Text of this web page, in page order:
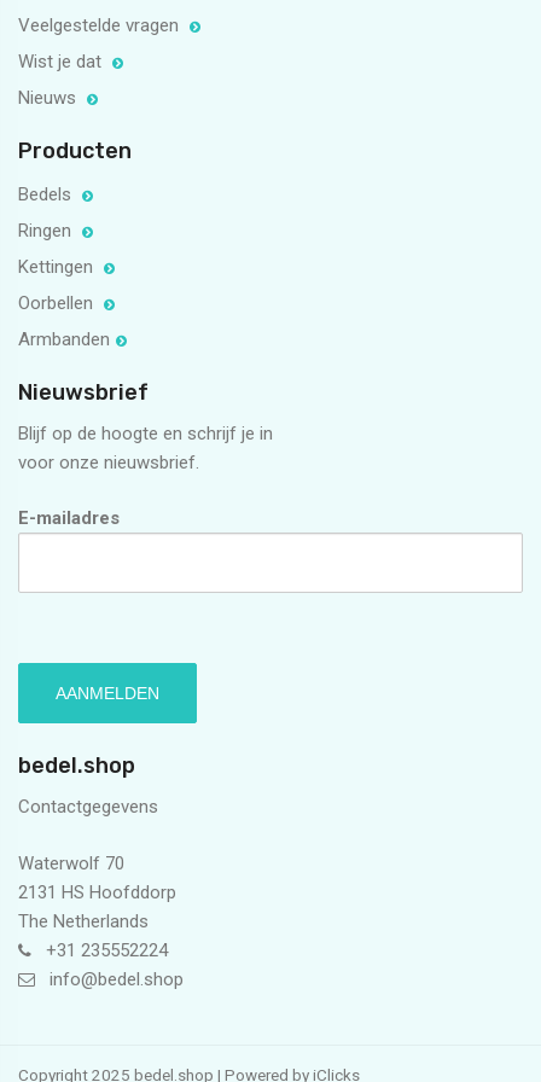
Veelgestelde vragen
Wist je dat
Nieuws
Producten
Bedels
Ringen
Kettingen
Oorbellen
Armbanden
Nieuwsbrief
Blijf op de hoogte en schrijf je in
voor onze nieuwsbrief.
E-mailadres
bedel.shop
Contactgegevens
Waterwolf 70
2131 HS Hoofddorp
The Netherlands
+31 235552224
info@bedel.shop
Copyright 2025 bedel.shop | Powered byiClicks